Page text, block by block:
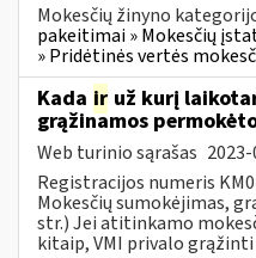
Mokesčių žinyno
pakeitimai » Mokesčių
» Pridėtinės vertės
Kada ir už kurį
grąžinamos
Web turinio sąrašas
Registracijos numeris
Mokesčių sumokėjimas,
str.) Jei atitinkamo
kitaip, VMI privalo grąžinti